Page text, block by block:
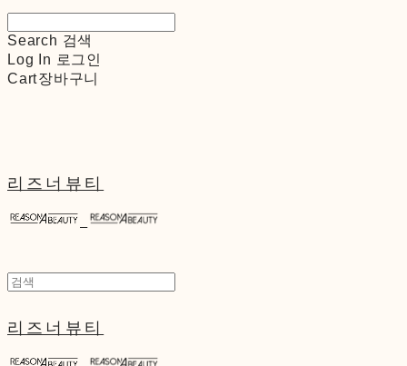
Search 검색
Log In 로그인
Cart장바구니
리즈너뷰티
리즈너뷰티